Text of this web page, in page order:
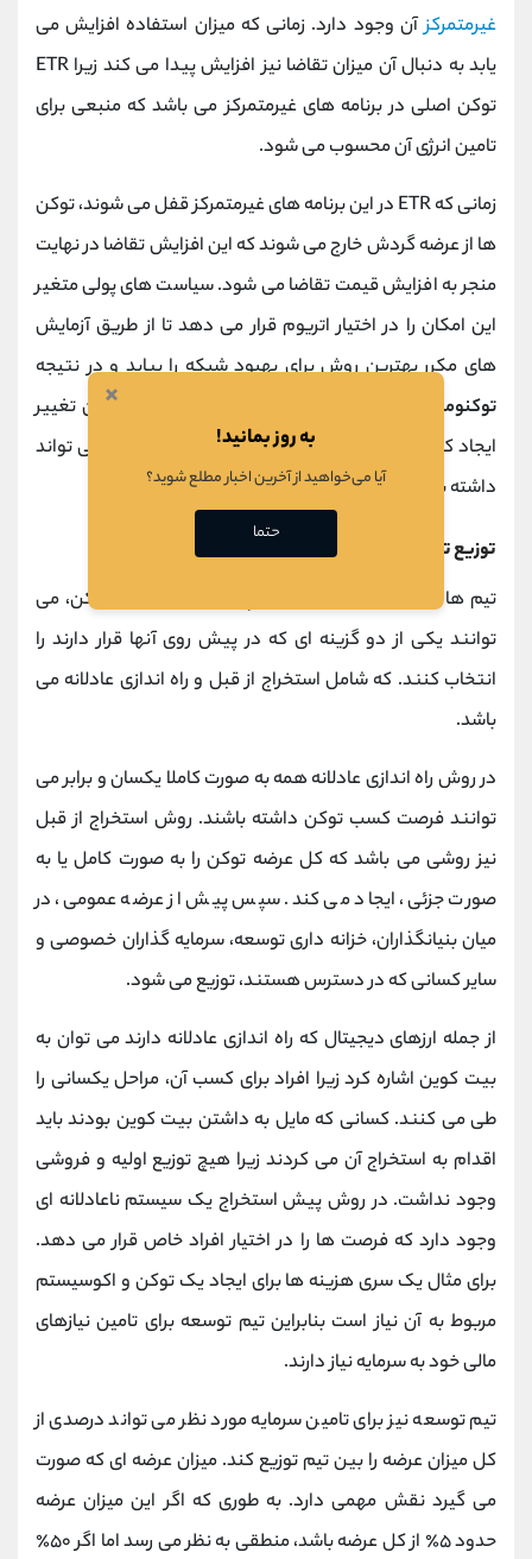
غیرمتمرکزآن وجود دارد. زمانی که میزان استفاده افزایش می
یابد به دنبال آن میزان تقاضا نیز افزایش پیدا می کند زیرا ETR
توکن اصلی در برنامه های غیرمتمرکز می باشد که منبعی برای
تامین انرژی آن محسوب می شود.
زمانی که ETR در این برنامه های غیرمتمرکز قفل می شوند، توکن
ها از عرضه گردش خارج می شوند که این افزایش تقاضا در نهایت
منجر به افزایش قیمت تقاضا می شود. سیاست های پولی متغیر
این امکان را در اختیار اتریوم قرار می دهد تا از طریق آزمایش
های مکرر بهترین روش برای بهبود شبکه را بیابد و در نتیجه
توکنومیک
بهبود یابد. اتریوم قصد دارد در آینده چندین تغییر
ایجاد کند که پتانسیل کاهش عرضه و افزایش تقاضا را می تواند
داشته باشد.
توزیع توکن
تیم ها برای تصمیم گیری درباره چگونگی راه اندازی توکن، می
توانند یکی از دو گزینه ای که در پیش روی آنها قرار دارند را
انتخاب کنند. که شامل استخراج از قبل و راه اندازی عادلانه می
باشد.
در روش راه اندازی عادلانه همه به صورت کاملا یکسان و برابر می
توانند فرصت کسب توکن داشته باشند. روش استخراج از قبل
نیز روشی می باشد که کل عرضه توکن را به صورت کامل یا به
صورت جزئی، ایجاد می کند. سپس پیش از عرضه عمومی، در
میان بنیانگذاران، خزانه داری توسعه، سرمایه گذاران خصوصی و
سایر کسانی که در دسترس هستند، توزیع می شود.
از جمله ارزهای دیجیتال که راه اندازی عادلانه دارند می ‌توان به
بیت کوین اشاره کرد زیرا افراد برای کسب آن، مراحل یکسانی را
طی می کنند. کسانی که مایل به داشتن بیت کوین بودند باید
اقدام به استخراج آن می کردند زیرا هیچ توزیع اولیه و فروشی
وجود نداشت. در روش پیش استخراج یک سیستم ناعادلانه ای
وجود دارد که فرصت ها را در اختیار افراد خاص قرار می دهد.
برای مثال یک سری هزینه ها برای ایجاد یک توکن و اکوسیستم
مربوط به آن نیاز است بنابراین تیم توسعه برای تامین نیازهای
مالی خود به سرمایه نیاز دارند.
تیم توسعه نیز برای تامین سرمایه مورد نظر می تواند درصدی از
کل میزان عرضه را بین تیم توزیع کند. میزان عرضه ای که صورت
می گیرد نقش مهمی دارد. به طوری که اگر این میزان عرضه
حدود ۵٪ از کل عرضه باشد، منطقی به نظر می رسد اما اگر ۵۰٪
×
به روز بمانید!
آیا می‌خواهید از آخرین اخبار مطلع شوید؟
حتما